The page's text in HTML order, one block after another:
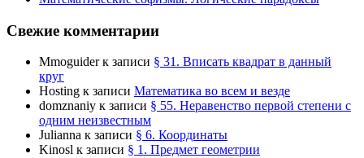
Свежие комментарии
Mmoguiderк записи § 31. Вписать квадрат в данный
круг
Hosting к записи Математика во всем и везде
domznaniy к записи § 55. Неравенство первой степени с
одним неизвестным
Julianna к записи § 6. Координаты
Kinosl к записи § 1. Предмет геометрии